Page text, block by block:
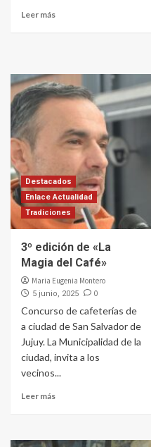
Leer más
Destacados
Enlace Actualidad
Tradiciones
3º edición de «La
Magia del Café»
Maria Eugenia Montero
5 junio, 2025 0
Concurso de cafeterías de
a ciudad de San Salvador de
Jujuy. La Municipalidad de la
ciudad, invita a los
vecinos...
Leer más